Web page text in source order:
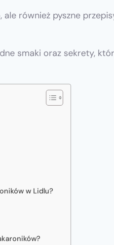
również pyszne
smaki oraz sekrety,
w Lidlu?